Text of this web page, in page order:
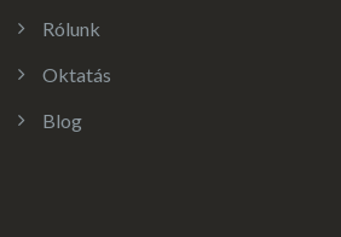
Rólunk
Oktatás
Blog